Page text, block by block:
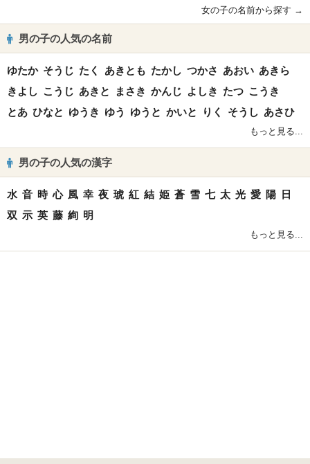
女の子の名前から探す →
男の子の人気の名前
ゆたか そうじ たく あきとも たかし つかさ あおい あきら
きよし こうじ あきと まさき かんじ よしき たつ こうき
とあ ひなと ゆうき ゆう ゆうと かいと りく そうし あさひ
もっと見る...
男の子の人気の漢字
水 音 時 心 風 幸 夜 琥 紅 結 姫 蒼 雪 七 太 光 愛 陽
日
双 示 英 藤 絢 明
もっと見る...